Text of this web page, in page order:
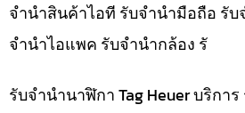
จำนำสินค้าไอที รับจำนำมือถือ รั
จำนำไอแพค รับจำนำกล้อง รั
รับจำนำนาฬิกา Tag Heuer บริกา